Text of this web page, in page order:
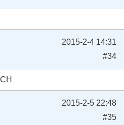
2015-2-4 14:31
#34
2015-2-5 22:48
#35